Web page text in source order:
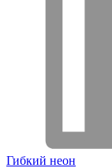
Гибкий неон